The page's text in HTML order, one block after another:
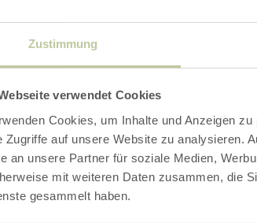
Zustimmung
verwendet Cookies
Cookies, um Inhalte und Anzeigen
Zugriffe auf unsere Website zu analysieren.
an unsere Partner für soziale Medien,
mit weiteren Daten zusammen, die
gesammelt haben.